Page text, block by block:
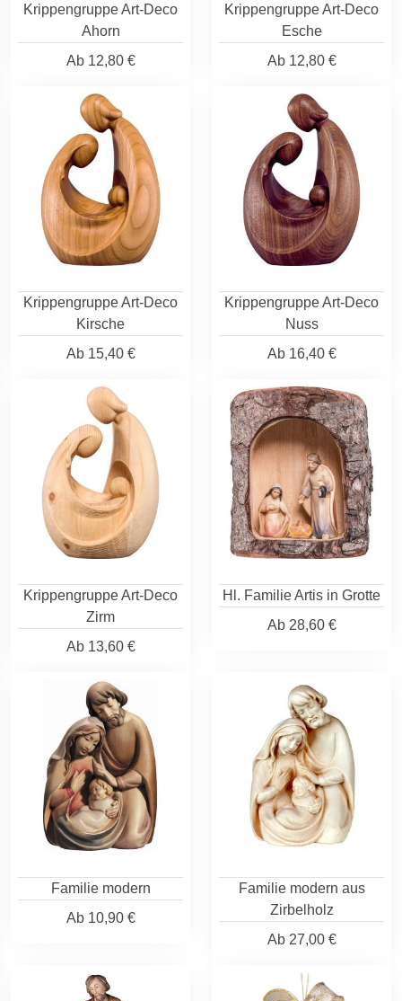
Krippengruppe Art-Deco
Ahorn
Ab12,80 €
Krippengruppe Art-Deco
Esche
Ab12,80 €
Krippengruppe Art-Deco
Kirsche
Ab15,40 €
Krippengruppe Art-Deco
Nuss
Ab16,40 €
Krippengruppe Art-Deco
Zirm
Ab13,60 €
Hl. Familie Artis in Grotte
Ab28,60 €
Familie modern
Ab10,90 €
Familie modern aus
Zirbelholz
Ab27,00 €